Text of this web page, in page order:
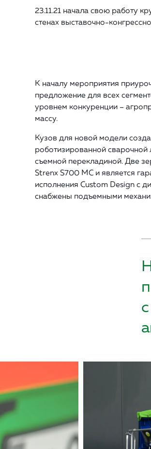
23.11.21 начала свою работу
стенах выставочно-
К началу мероприятия
предложение для всех
уровнем конкуренции –
массу.
Кузов для новой модели
роботизированной
съемной перекладиной. Две
Strenx S700 MC и является
исполнения Custom Design с
снабжены подъемными